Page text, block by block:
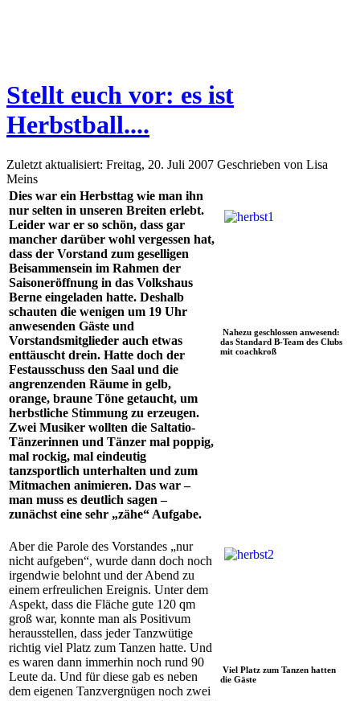
Stellt euch vor: es ist
Herbstball....
Zuletzt aktualisiert: Freitag, 20. Juli 2007 Geschrieben von Lisa
Meins
Dies war ein Herbsttag wie man ihn
nur selten in unseren Breiten erlebt.
Leider war er so schön, dass gar
mancher darüber wohl vergessen hat,
dass der Vorstand zum geselligen
Beisammensein im Rahmen der
Saisoneröffnung in das Volkshaus
Berne eingeladen hatte. Deshalb
schauten die wenigen um 19 Uhr
anwesenden Gäste und
Vorstandsmitglieder auch etwas
enttäuscht drein. Hatte doch der
Festausschuss den Saal und die
angrenzenden Räume in gelb,
orange, braune Töne getaucht, um
herbstliche Stimmung zu erzeugen.
Zwei Musiker wollten die Saltatio-
Tänzerinnen und Tänzer mal poppig,
mal rockig, mal eindeutig
tanzsportlich unterhalten und zum
Mitmachen animieren. Das war –
man muss es deutlich sagen –
zunächst eine sehr „zähe“ Aufgabe.
Nahezu geschlossen anwesend:
das Standard B-Team des Clubs
mit coachkroß
Aber die Parole des Vorstandes „nur
nicht aufgeben“, wurde dann doch noch
irgendwie belohnt und der Abend zu
einem erfreulichen Ereignis. Unter dem
Aspekt, dass die Fläche gute 120 qm
groß war, konnte man als Positivum
herausstellen, dass jeder Tanzwütige
richtig viel Platz zum Tanzen hatte. Und
es waren dann immerhin noch rund 90
Leute da. Und für diese gab es neben
dem eigenen Tanzvergnügen noch zwei
Viel Platz zum Tanzen hatten
die Gäste